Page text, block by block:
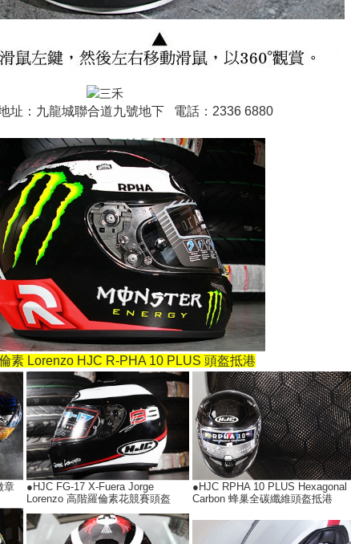
址：九龍城聯合道九號地下 電話：2336 6880
素 Lorenzo HJC R-PHA 10 PLUS 頭盔抵港
章
●HJC FG-17 X-Fuera Jorge
Lorenzo 高階羅倫素花競賽頭盔
●HJC RPHA 10 PLUS Hexagonal
Carbon 蜂巢全碳纖維頭盔抵港